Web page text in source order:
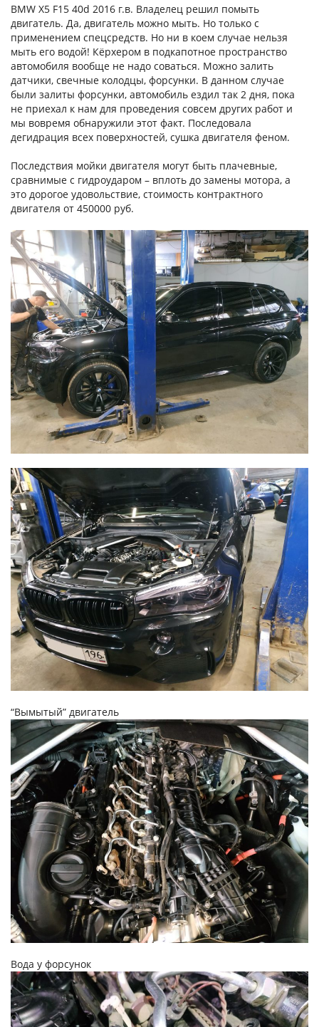
BMW X5 F15 40d 2016 г.в. Владелец решил помыть
двигатель. Да, двигатель можно мыть. Но только с
применением спецсредств. Но ни в коем случае нельзя
мыть его водой! Кёрхером в подкапотное пространство
автомобиля вообще не надо соваться. Можно залить
датчики, свечные колодцы, форсунки. В данном случае
были залиты форсунки, автомобиль ездил так 2 дня, пока
не приехал к нам для проведения совсем других работ и
мы вовремя обнаружили этот факт. Последовала
дегидрация всех поверхностей, сушка двигателя феном.
Последствия мойки двигателя могут быть плачевные,
сравнимые с гидроударом – вплоть до замены мотора, а
это дорогое удовольствие, стоимость контрактного
двигателя от 450000 руб.
“Вымытый” двигатель
Вода у форсунок